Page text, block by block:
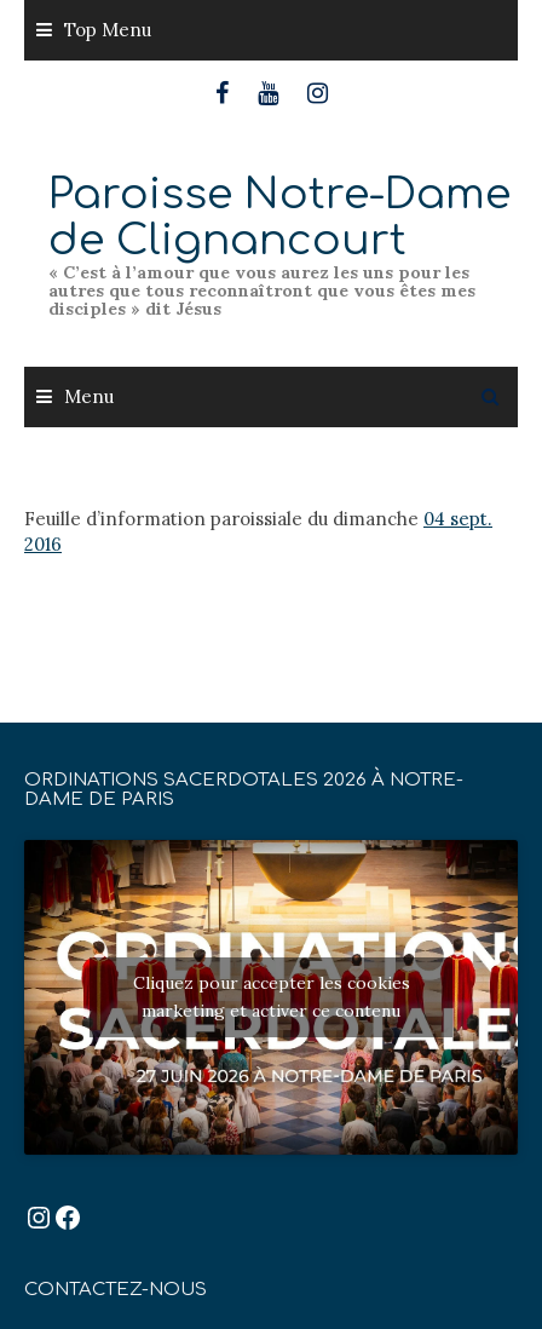
content
Top Menu
Paroisse Notre-Dame
de Clignancourt
« C’est à l’amour que vous aurez les uns pour les
autres que tous reconnaîtront que vous êtes mes
disciples » dit Jésus
Menu
Feuille d’information paroissiale du dimanche 04 sept.
2016
ORDINATIONS SACERDOTALES 2026 À NOTRE-
DAME DE PARIS
Cliquez pour accepter les cookies
marketing et activer ce contenu
Instagram
Facebook
CONTACTEZ-NOUS